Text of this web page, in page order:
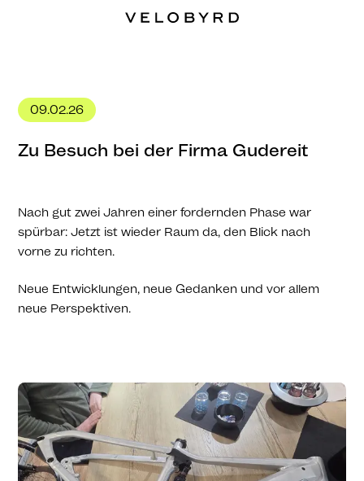
09.02.26
Zu Besuch bei der Firma Gudereit
Nach gut zwei Jahren einer fordernden Phase war
spürbar: Jetzt ist wieder Raum da, den Blick nach
vorne zu richten.
Neue Entwicklungen, neue Gedanken und vor allem
neue Perspektiven.